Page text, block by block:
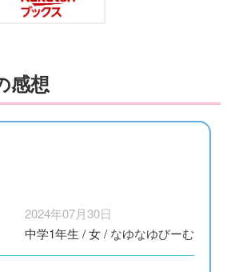
感想
2024年07月30日
中学1年生 /女/ なゆなゆびーむ